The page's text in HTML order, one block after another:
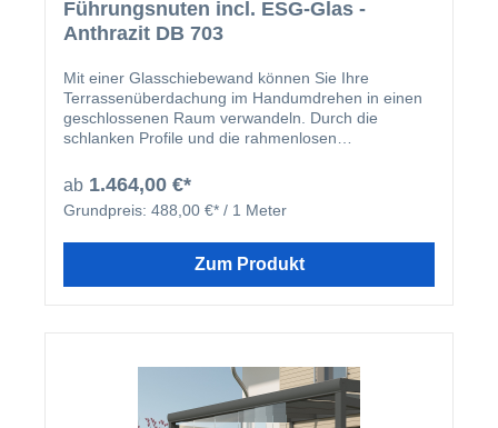
Führungsnuten incl. ESG-Glas -
Anthrazit DB 703
Mit einer Glasschiebewand können Sie Ihre
Terrassenüberdachung im Handumdrehen in einen
geschlossenen Raum verwandeln. Durch die
schlanken Profile und die rahmenlosen
enthalten) haben Sie weiterhin einen
uneingeschränkten Blick in Ihren Garten. Es besteht
die Möglichkeit alle Glaselemente sowohl in eine
rechts und den anderen Teil nach links. Durch diese
Strukturlack in DB703, oder einer seidenglänzenden
ab 1.464,00 €*
Grundpreis: 488,00 €* / 1 Meter
Zum Produkt